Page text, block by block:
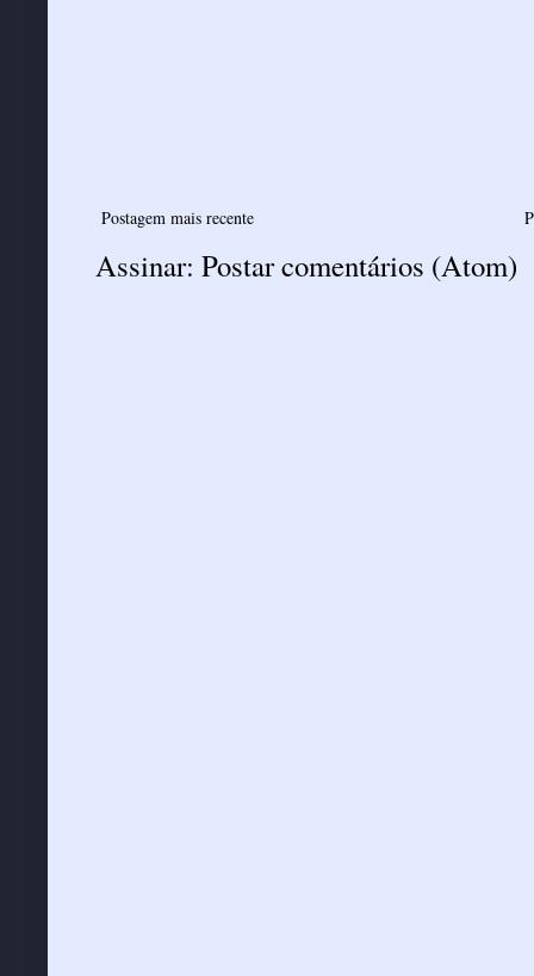
Postagem mais recente
Assinar: Postar comentários (Atom)